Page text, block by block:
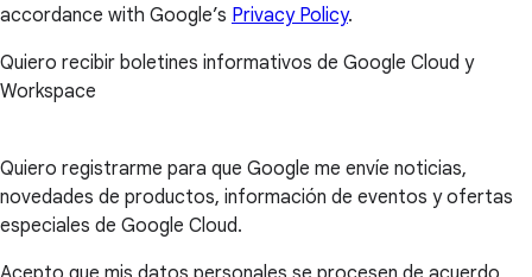
accordance with Google’s Privacy Policy.
Quiero recibir boletines informativos de Google Cloud y
Workspace
Quiero registrarme para que Google me envíe noticias,
novedades de productos, información de eventos y ofertas
especiales de Google Cloud.